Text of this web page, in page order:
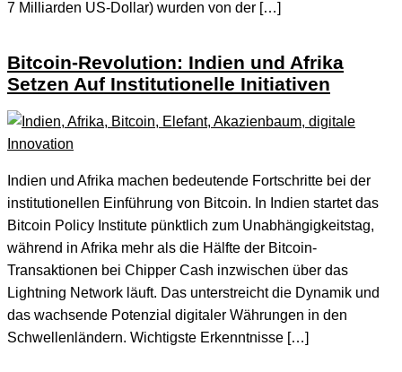
7 Milliarden US-Dollar) wurden von der […]
Bitcoin-Revolution: Indien und Afrika
Setzen Auf Institutionelle Initiativen
Indien und Afrika machen bedeutende Fortschritte bei der
institutionellen Einführung von Bitcoin. In Indien startet das
Bitcoin Policy Institute pünktlich zum Unabhängigkeitstag,
während in Afrika mehr als die Hälfte der Bitcoin-
Transaktionen bei Chipper Cash inzwischen über das
Lightning Network läuft. Das unterstreicht die Dynamik und
das wachsende Potenzial digitaler Währungen in den
Schwellenländern. Wichtigste Erkenntnisse […]